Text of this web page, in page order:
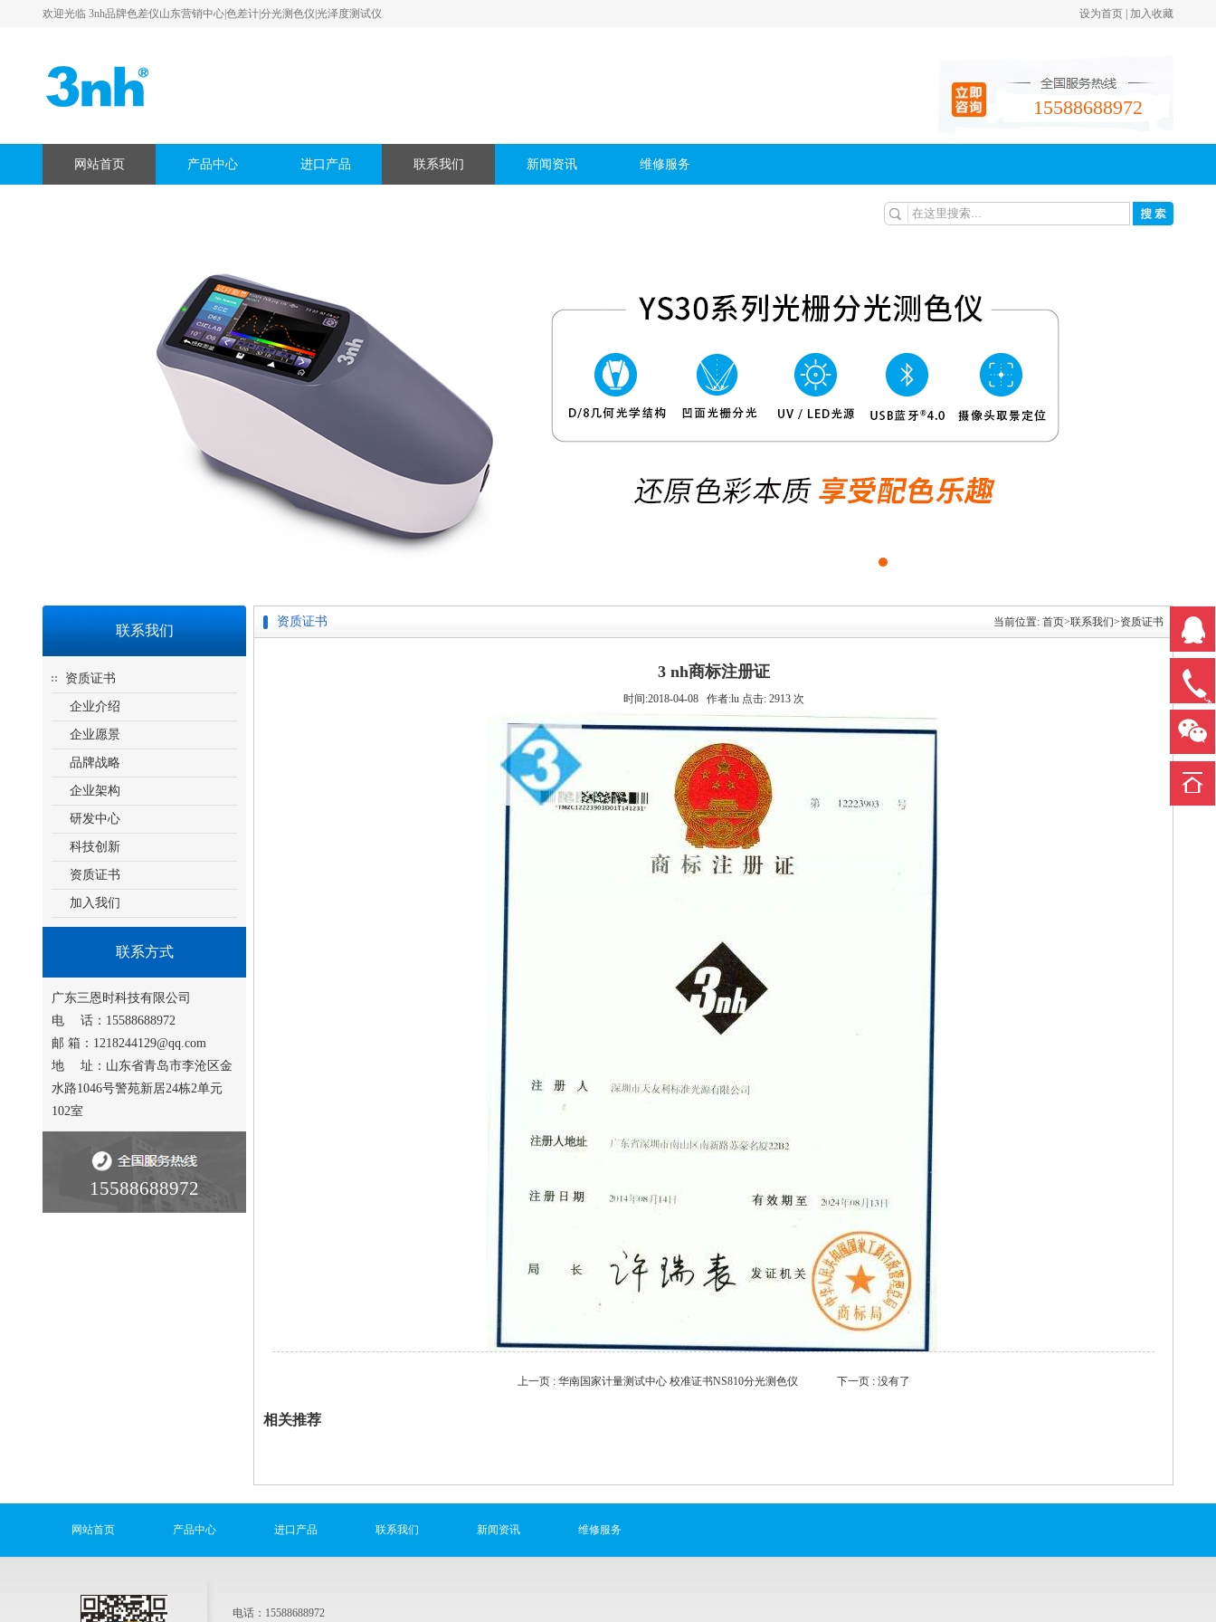
欢迎光临 3nh品牌色差仪山东营销中心|色差计|分光测色仪|光泽度测试仪 设为首页 加入收藏
15588688972
网站首页 产品中心 进口产品 联系我们 新闻资讯 维修服务
联系我们
资质证书
企业介绍
企业愿景
品牌战略
企业架构
研发中心
科技创新
资质证书
加入我们
联系方式
广东三恩时科技有限公司
电 话：15588688972
邮 箱：1218244129@qq.com
地 址：山东省青岛市李沧区金
水路1046号警苑新居24栋2单元
102室
15588688972
资质证书 当前位置: 首页>联系我们>资质证书
3 nh商标注册证
时间:2018-04-08 作者:lu 点击: 2913 次
上一页 : 华南国家计量测试中心 校准证书NS810分光测色仪 下一页 : 没有了
相关推荐
网站首页 产品中心 进口产品 联系我们 新闻资讯 维修服务
电话：15588688972